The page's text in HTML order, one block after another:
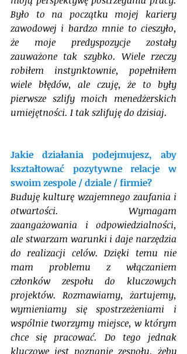
Było to na początku mojej kariery
zawodowej i bardzo mnie to cieszyło,
że moje predyspozycje zostały
zauważone tak szybko. Wiele rzeczy
robiłem instynktownie, popełniłem
wiele błędów, ale czuję, że to były
pierwsze szlify moich menedżerskich
umiejętności. I tak szlifuję do dzisiaj.
Jakie działania podejmujesz, aby
kształtować pozytywne relacje w
swoim zespole / dziale / firmie?
Buduję kulturę wzajemnego zaufania i
otwartości. Wymagam
zaangażowania i odpowiedzialności,
ale stwarzam warunki i daje narzędzia
do realizacji celów. Dzięki temu nie
mam problemu z włączaniem
członków zespołu do kluczowych
projektów. Rozmawiamy, żartujemy,
wymieniamy się spostrzeżeniami i
wspólnie tworzymy miejsce, w którym
chce się pracować. Do tego jednak
kluczowe jest poznanie zespołu, żeby